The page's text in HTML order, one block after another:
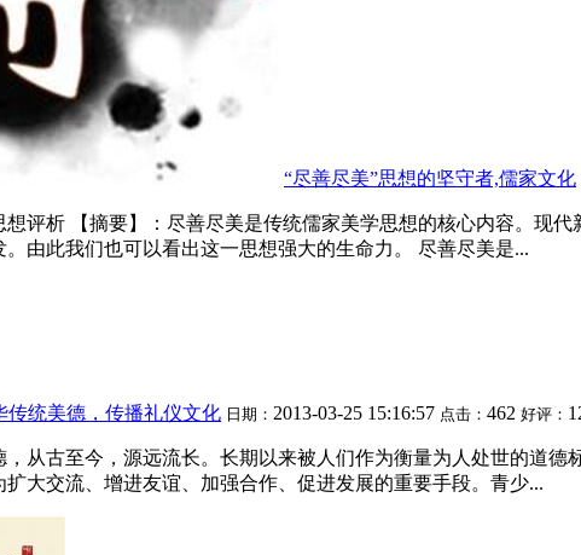
“尽善尽美”思想的坚守者,儒家文化
评析 【摘要】：尽善尽美是传统儒家美学思想的核心内容。现
由此我们也可以看出这一思想强大的生命力。 尽善尽美是...
传统美德，传播礼仪文化 日期： 2013-03-25 15:16:57 点击： 462 好评：
从古至今，源远流长。长期以来被人们作为衡量为人处世的道
大交流、增进友谊、加强合作、促进发展的重要手段。青少...